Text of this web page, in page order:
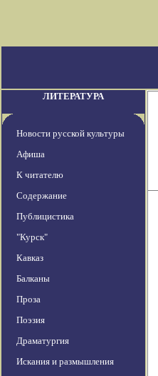
ЛИТЕРАТУРА
Новости русской культуры
Афиша
К читателю
Содержание
Публицистика
"Курск"
Кавказ
Балканы
Проза
Поэзия
Драматургия
Искания и размышления